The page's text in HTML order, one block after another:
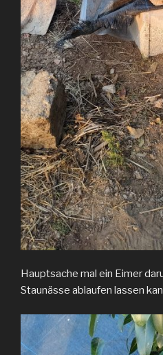
Hauptsache mal ein Eimer
Staunässe ablaufen lassen